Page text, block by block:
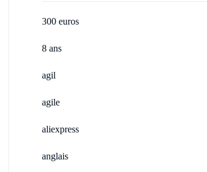
300 euros
8 ans
agil
agile
aliexpress
anglais